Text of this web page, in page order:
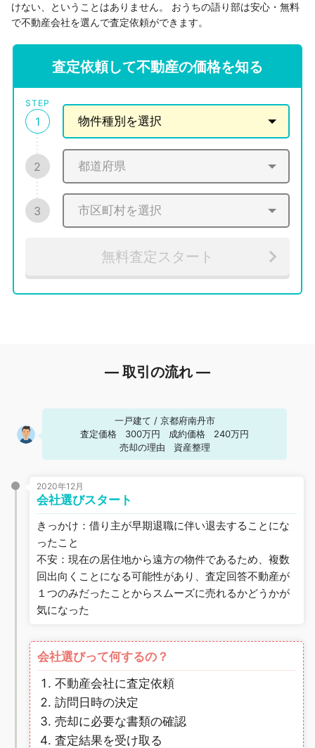
けない、ということはありません。 おうちの語り部は安心・無料
で不動産会社を選んで査定依頼ができます。
査定依頼して不動産の価格を知る
STEP
1
2
3
無料査定スタート
― 取引の流れ ―
一戸建て / 京都府南丹市
査定価格
300万円 成約価格
240万円
売却の理由
資産整理
2020年12月
会社選びスタート
きっかけ：借り主が早期退職に伴い退去することにな
ったこと
不安：現在の居住地から遠方の物件であるため、複数
回出向くことになる可能性があり、査定回答不動産が
１つのみだったことからスムーズに売れるかどうかが
気になった
会社選びって何するの？
不動産会社に査定依頼
訪問日時の決定
売却に必要な書類の確認
査定結果を受け取る